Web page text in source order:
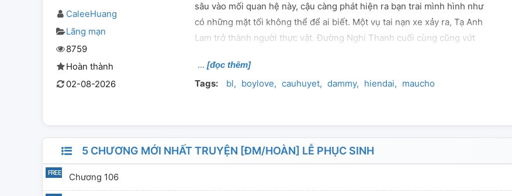
CaleeHuang
Lãng mạn
8759
Hoàn thành
02-08-2026
sâu vào mối quan hệ này, cậu càng phát hiện ra bạn trai mình hình như
có những mặt tối không thể để ai biết. Một vụ tai nạn xe xảy ra, Tạ Anh
Lam trở thành người thực vật. Đường Nghi Thanh cuối cùng cũng vứt
Đường Nghi Thanh bị một đôi tay lạnh lẽo ôm chặt lấy: "Có nhớ anh
không?" Tạ Anh Lam nhìn thấu bản tính nông cạn và tham lam của
mình đang nằm yên lặng trên giường bệnh.
[đọc thêm]
Tags: bl boylove cauhuyet dammy hiendai maucho
5 CHƯƠNG MỚI NHẤT TRUYỆN [ĐM/HOÀN] LỄ PHỤC SINH
Chương 106